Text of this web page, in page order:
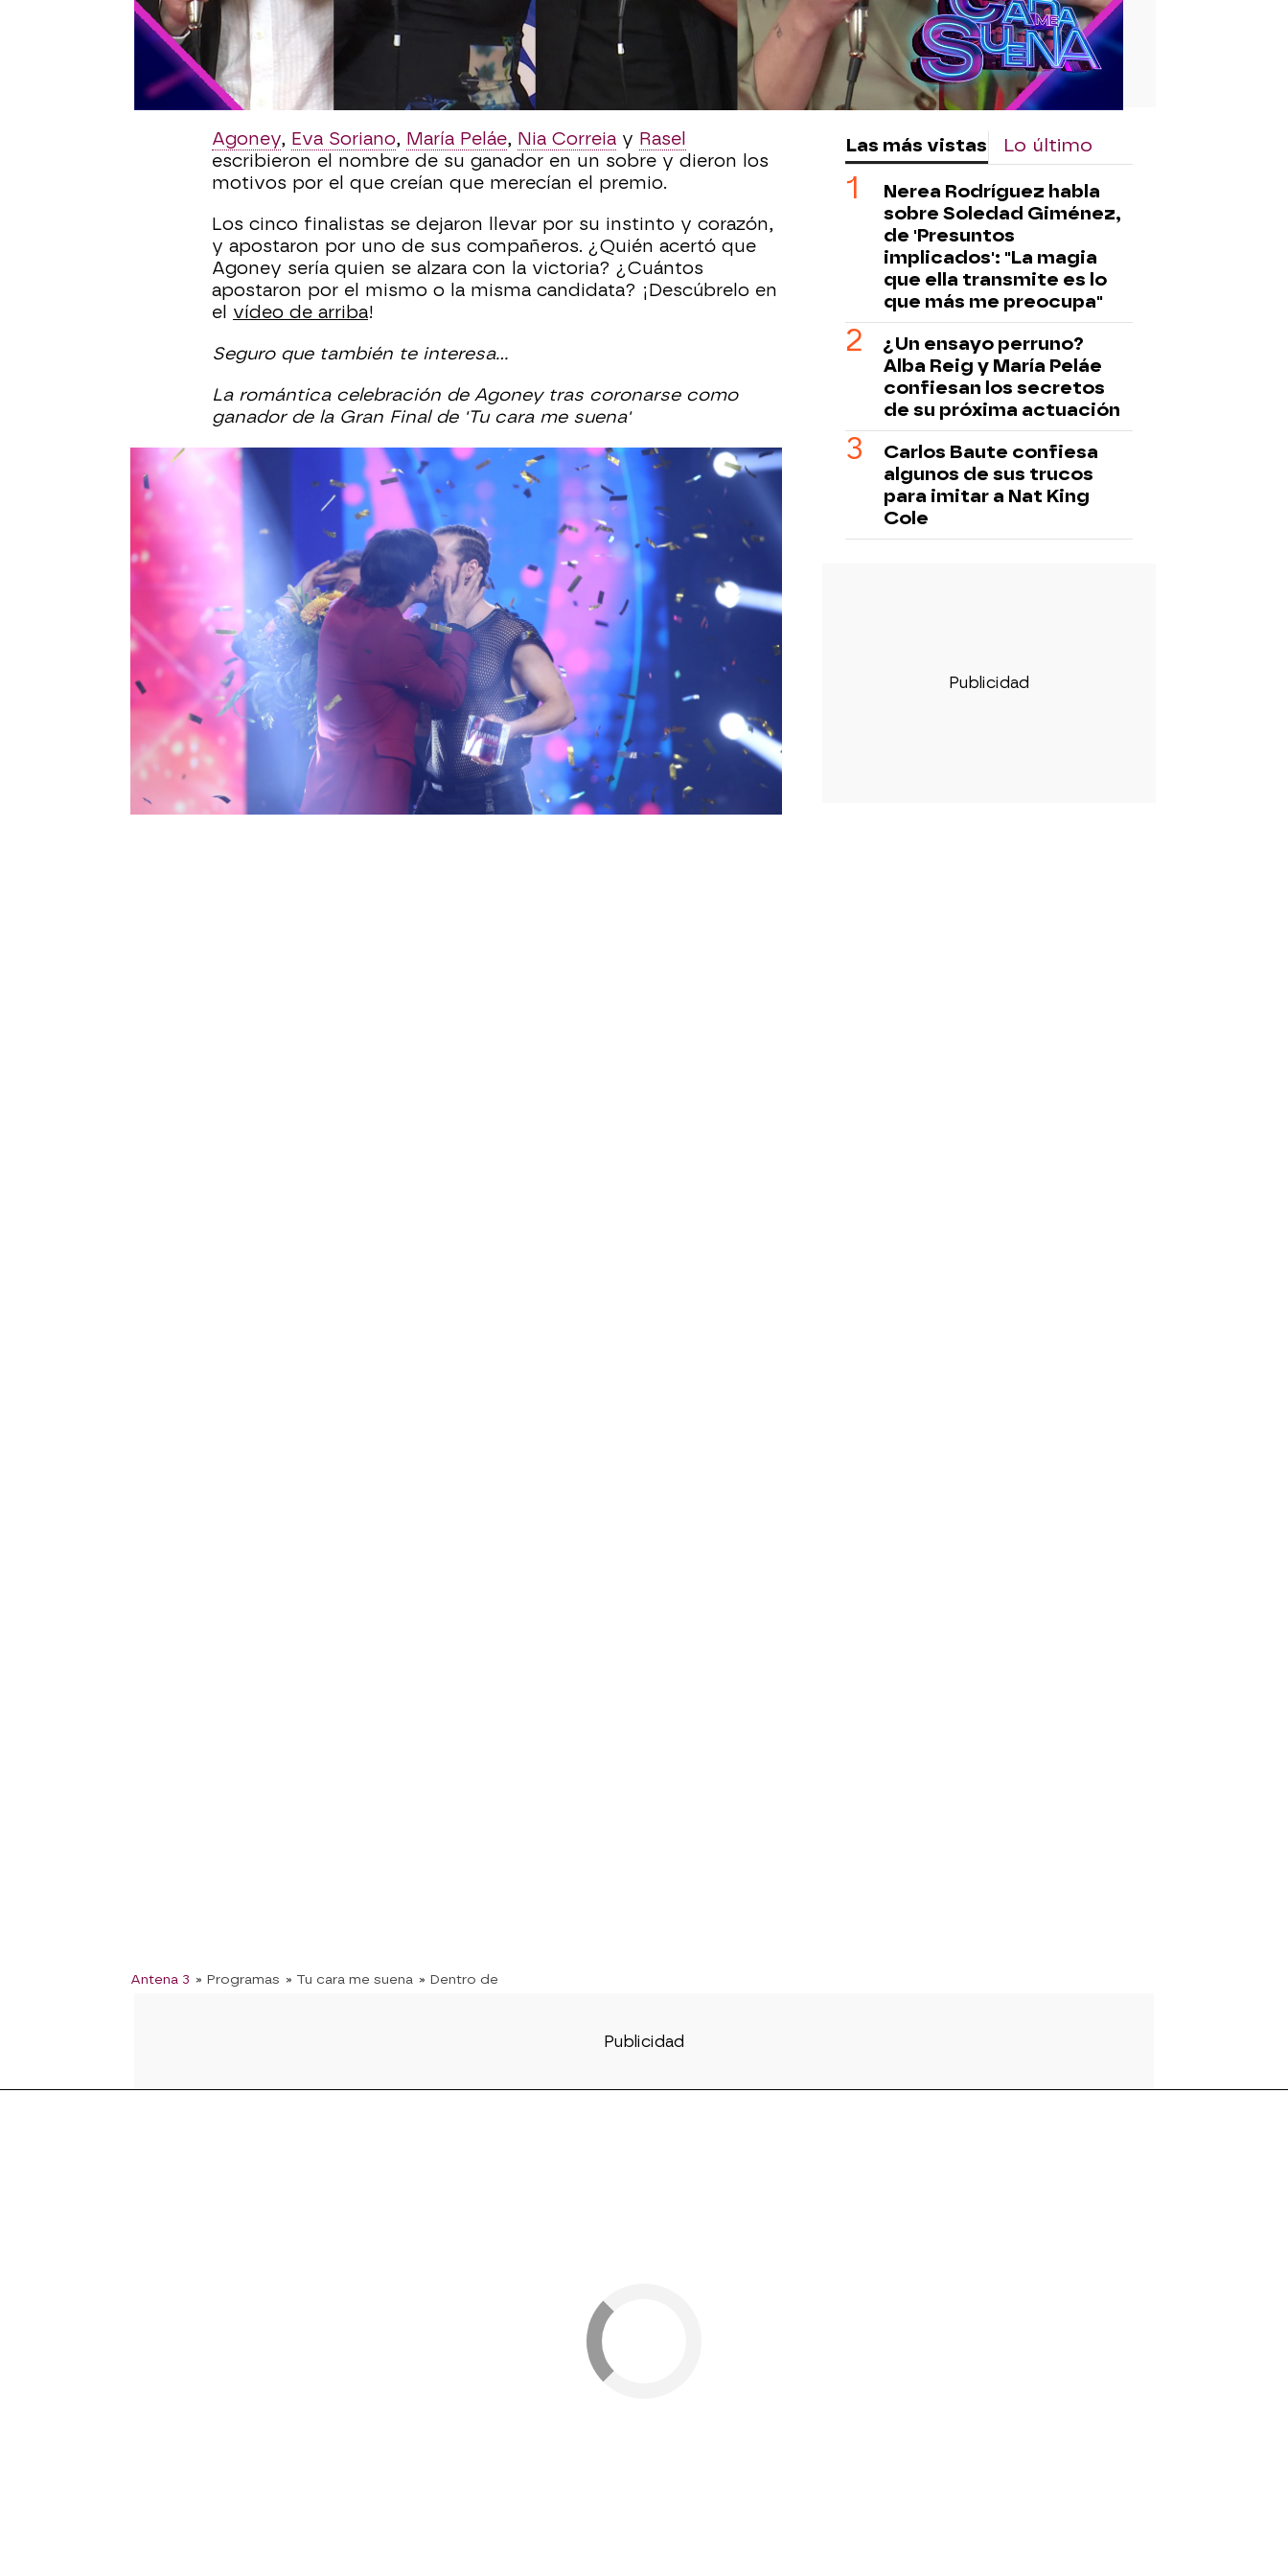
Agoney
con el 53% del voto del público,
seguido de Nia
Correia
yMaría Peláe.
Días antes de conocer su nombre, pedimos a los cinco
finalistas que depositaran su voto.
Agoney, Eva Soriano, María Peláe, Nia Correia y Rasel
escribieron el nombre de su ganador en un sobre y dieron los
motivos por el que creían que merecían el premio.
Los cinco finalistas se dejaron llevar por su instinto y corazón,
y apostaron por uno de sus compañeros. ¿Quién acertó que
Agoney sería quien se alzara con la victoria? ¿Cuántos
apostaron por el mismo o la misma candidata? ¡Descúbrelo en
el vídeo de arriba!
Seguro que también te interesa...
La romántica celebración de Agoney tras coronarse como
ganador de la Gran Final de 'Tu cara me suena'
Rasel María Peláe Nia Correia Agoney
Antena 3 » Programas » Tu cara me suena » Dentro de
Las más vistas Lo último
Nerea Rodríguez habla
sobre Soledad Giménez,
de 'Presuntos
implicados': "La magia
que ella transmite es lo
que más me preocupa"
¿Un ensayo perruno?
Alba Reig y María Peláe
confiesan los secretos
de su próxima actuación
Carlos Baute confiesa
algunos de sus trucos
para imitar a Nat King
Cole